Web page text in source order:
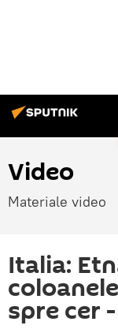
Video
Materiale video
Italia:
spre cer